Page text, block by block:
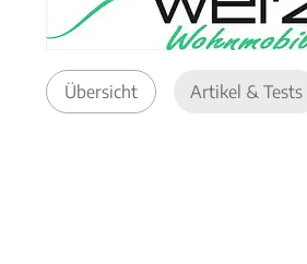
Übersicht Artikel & Tests